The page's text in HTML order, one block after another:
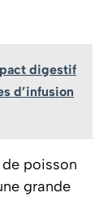
digestif
d’infusion
poisson
grande